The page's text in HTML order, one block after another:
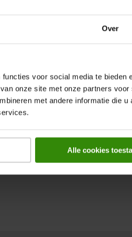
Over
voor social media te bieden
onze site met onze partners voor
met andere informatie die u
Alle cookies